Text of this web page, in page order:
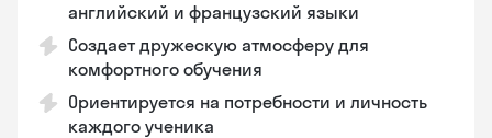
английский и французский языки
Создает дружескую атмосферу для
комфортного обучения
Ориентируется на потребности и личность
каждого ученика